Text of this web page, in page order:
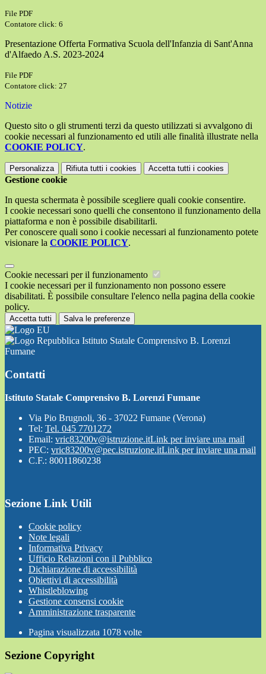
File PDF
Contatore click: 6
Presentazione Offerta Formativa Scuola dell'Infanzia di Sant'Anna
d'Alfaedo A.S. 2023-2024
File PDF
Contatore click: 27
Notizie
Questo sito o gli strumenti terzi da questo utilizzati si avvalgono di
cookie necessari al funzionamento ed utili alle finalità illustrate nella
COOKIE POLICY.
Personalizza Rifiuta tutti i cookies Accetta tutti i cookies
Gestione cookie
In questa schermata è possibile scegliere quali cookie consentire.
I cookie necessari sono quelli che consentono il funzionamento della
piattaforma e non è possibile disabilitarli.
Per conoscere quali sono i cookie necessari al funzionamento potete
visionare la COOKIE POLICY.
Cookie necessari per il funzionamento
I cookie necessari per il funzionamento non possono essere
disabilitati. È possibile consultare l'elenco nella pagina della cookie
policy.
Accetta tutti Salva le preferenze
Istituto Statale Comprensivo B. Lorenzi
Fumane
Contatti
Istituto Statale Comprensivo B. Lorenzi Fumane
Via Pio Brugnoli, 36 - 37022 Fumane (Verona)
Tel: Tel. 045 7701272
Email: vric83200v@istruzione.itLink per inviare una mail
PEC: vric83200v@pec.istruzione.itLink per inviare una mail
C.F.: 80011860238
Sezione Link Utili
Cookie policy
Note legali
Informativa Privacy
Ufficio Relazioni con il Pubblico
Dichiarazione di accessibilità
Obiettivi di accessibilità
Whistleblowing
Gestione consensi cookie
Amministrazione trasparente
Pagina visualizzata 1078 volte
Sezione Copyright